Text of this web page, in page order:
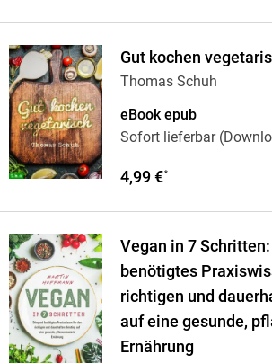
Gut kochen
Thomas Schuh
eBook epub
Sofort lieferbar
4,99 €*
Vegan in 7
benötigtes
richtigen und
auf eine gesunde,
Ernährung